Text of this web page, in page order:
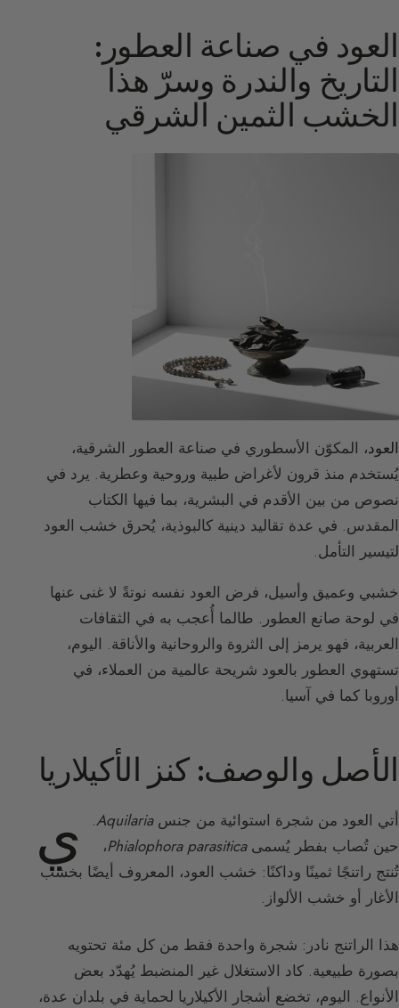
العود في صناعة العطور:
التاريخ والندرة وسرّ هذا
الخشب الثمين الشرقي
العود، المكوّن الأسطوري في صناعة العطور الشرقية،
يُستخدم منذ قرون لأغراض طبية وروحية وعطرية. يرد في
نصوص من بين الأقدم في البشرية، بما فيها الكتاب
المقدس. في عدة تقاليد دينية كالبوذية، يُحرق خشب العود
لتيسير التأمل.
خشبي وعميق وأسيل، فرض العود نفسه نوتةً لا غنى عنها
في لوحة صانع العطور. طالما أُعجب به في الثقافات
العربية، فهو يرمز إلى الثروة والروحانية والأناقة. اليوم،
تستهوي العطور بالعود شريحة عالمية من العملاء، في
أوروبا كما في آسيا.
الأصل والوصف: كنز الأكيلاريا
ي أتي العود من شجرة استوائية من جنسAquilaria
.
حين تُصاب بفطر يُسمىPhialophora parasitica،
تُنتج راتنجًا ثمينًا وداكنًا: خشب العود، المعروف أيضًا بخشب
الأغار أو خشب الألواز.
هذا الراتنج نادر: شجرة واحدة فقط من كل مئة تحتويه
بصورة طبيعية. كاد الاستغلال غير المنضبط يُهدّد بعض
الأنواع. اليوم، تخضع أشجار الأكيلاريا لحماية في بلدان عدة،